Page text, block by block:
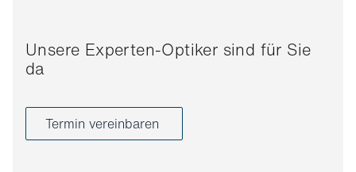
Unsere Experten-Optiker sind für Sie
da
Termin vereinbaren